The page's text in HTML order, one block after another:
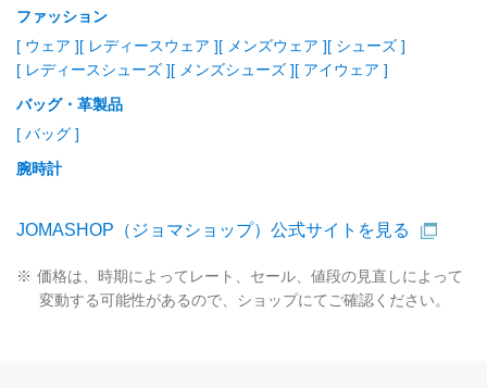
Gevril
Girard Perregaux
Glashutte
Glycine Graham Grand Seiko
Gucci
Jaeger LeCoultre Jaquet Droz
Joshua And Sons
Julianna B
Junghans
ファッション
[ ウェア ][ レディースウェア ][ メンズウェア ][ シューズ ]
[ レディースシューズ ][ メンズシューズ ][ アイウェア ]
バッグ・革製品
[ バッグ ]
腕時計
JOMASHOP（ジョマショップ）公式サイトを見る
価格は、時期によってレート、セール、値段の見直しによって
変動する可能性があるので、ショップにてご確認ください。